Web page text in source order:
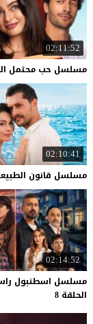
02:11:52
مسلسل حب محتمل
02:10:41
مسلسل قانون
02:14:52
مسلسل اسطنبول
الحلقة 8